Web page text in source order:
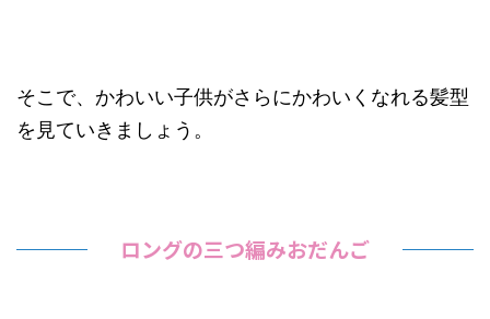
そこで、かわいい子供がさらにかわいくなれる髪型
を見ていきましょう。
ロングの三つ編みおだんご